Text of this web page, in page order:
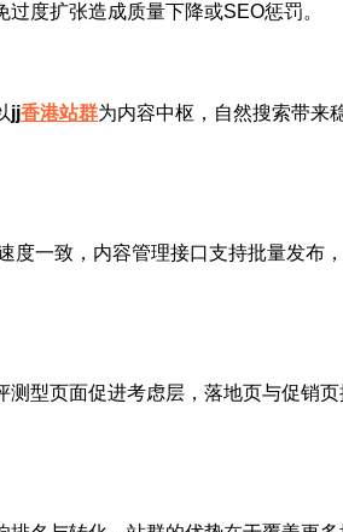
度扩张造成质量下降或SEO惩罚。
jj香港站群为内容中枢，自然搜索带来
一致，内容管理接口支持批量发
型页面促进考虑层，落地页与促销